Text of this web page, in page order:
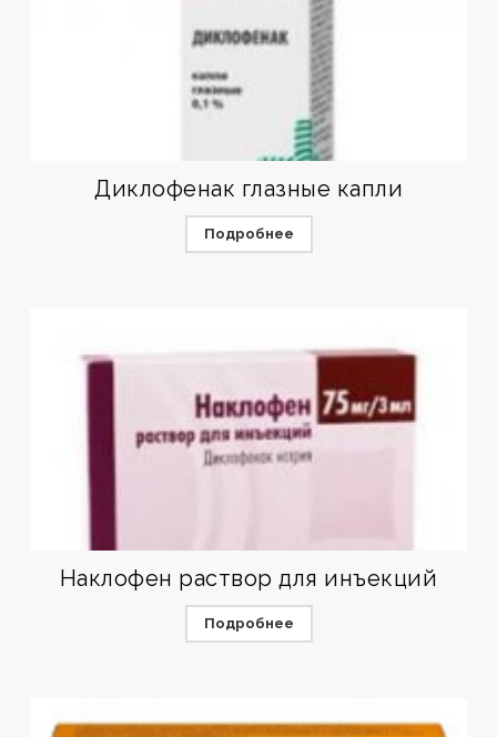
Диклофенак глазные капли
Подробнее
Наклофен раствор для инъекций
Подробнее